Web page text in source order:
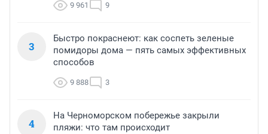
9 961 9
3
Быстро покраснеют: как соспеть зеленые
помидоры дома — пять самых эффективных
способов
9 888 3
4
На Черноморском побережье закрыли
пляжи: что там происходит